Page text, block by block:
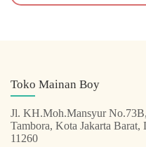
Toko Mainan Boy
Jl. KH.Moh.Mansyur
Tambora, Kota Jakarta Barat,
11260